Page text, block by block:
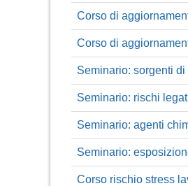
Corso di
Corso di
Seminario: sorgenti
Seminario: rischi
Seminario: agenti
Seminario:
Corso rischio stress